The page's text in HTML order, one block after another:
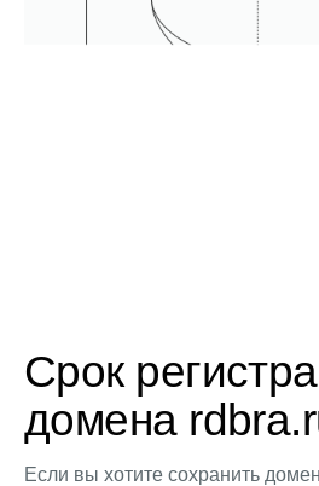
Срок
домена
Если вы хотите сохранить